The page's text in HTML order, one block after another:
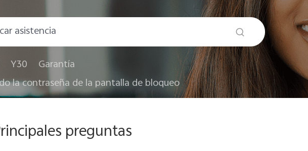
Y30
Garantía
la contraseña de la pantalla de bloqueo
preguntas